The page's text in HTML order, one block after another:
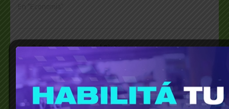
© Grupo Agencia del Plata
Fiscal federal Ramiro González
Investigación Juez federal Ercolini
Justicia Federal Ley Omnibús